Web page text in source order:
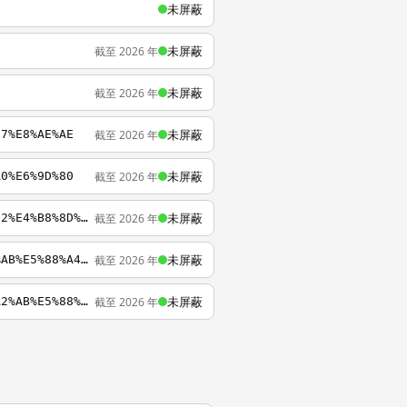
未屏蔽
截至 2026 年 未屏蔽
截至 2026 年 未屏蔽
截至 2026 年 未屏蔽
截至 2026 年 未屏蔽
http://www.youdao.com/search?q=%E4%B9%94%E7%9F%B3%E5%90%8C%E5%BF%97%E6%B0%B8%E5%9E%82%E4%B8%8D%E6%9C%BD 截至 2026 年 未屏蔽
https://www.youdao.com/search?q=%E7%A0%8D%E6%AD%BB%E5%BC%BA%E5%A5%B8%E7%8A%AF%E8%A2%AB%E5%88%A4%E6%97%A0%E6%9C%9F 截至 2026 年 未屏蔽
http://www.youdao.com:80/search?q=%E7%A0%8D%E6%AD%BB%E5%BC%BA%E5%A5%B8%E7%8A%AF%E8%A2%AB%E5%88%A4%E6%97%A0%E6%9C%9F 截至 2026 年 未屏蔽